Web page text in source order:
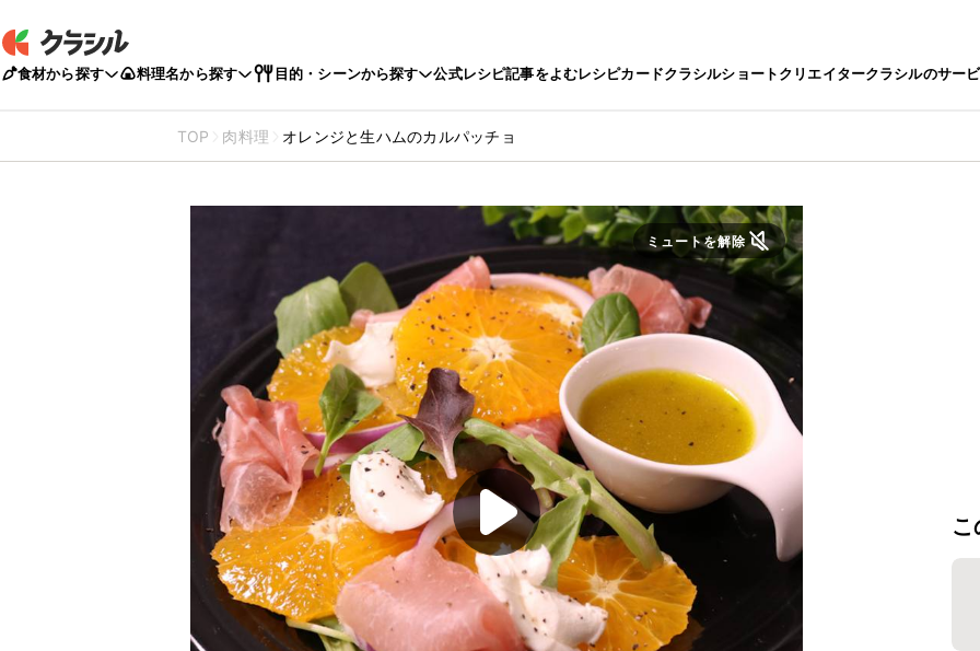
食材から探す 料理名から探す 目的・シーンから探す 公式レシピ記事をよむレシピカードクラシルショートクリエイタークラシルのサー
TOP 肉料理 オレンジと生ハムのカルパッチョ
ミュートを解除